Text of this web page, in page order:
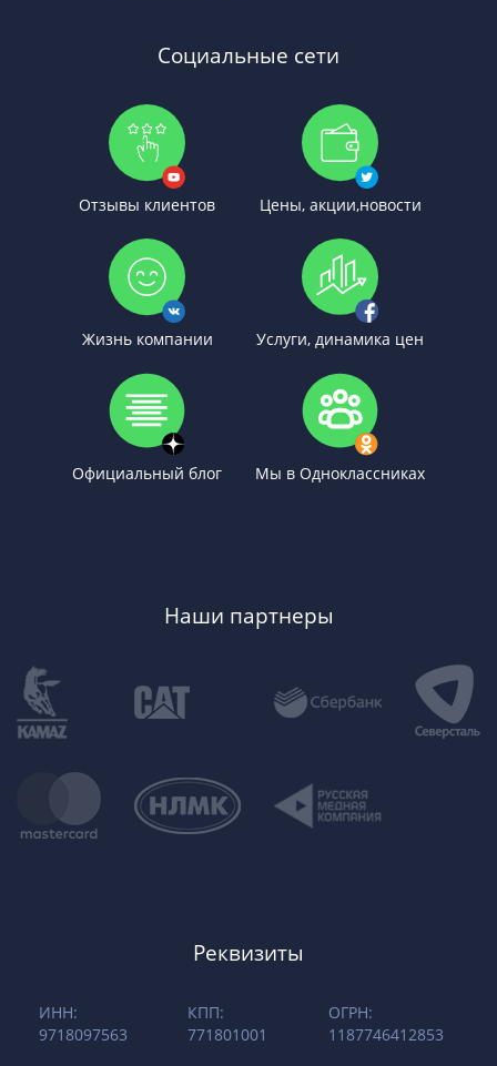
Социальные сети
Отзывы клиентов Цены, акции,новости
Жизнь компании Услуги, динамика цен
Официальный блог Мы в Одноклассниках
Наши партнеры
Реквизиты
ИНН:
9718097563
КПП:
771801001
ОГРН:
1187746412853